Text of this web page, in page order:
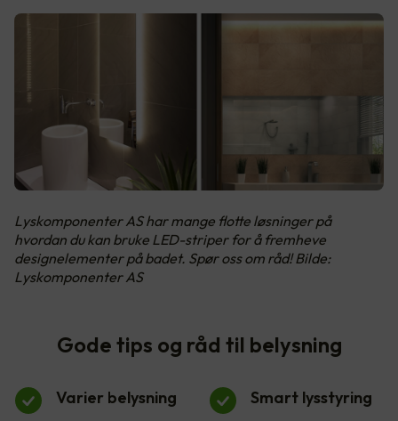
Lyskomponenter AS har mange flotte løsninger på
hvordan du kan bruke LED-striper for å fremheve
designelementer på badet. Spør oss om råd! Bilde:
Lyskomponenter AS
Gode tips og råd til belysning
Varier belysning Smart lysstyring